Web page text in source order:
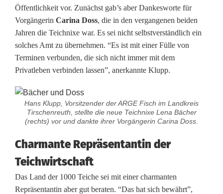
n
i
x
e
:
s
c
h
Öffentlichkeit vor. Zunächst gab’s aber Dankesworte für
Vorgängerin Carina Doss, die in den vergangenen beiden
Jahren die Teichnixe war. Es sei nicht selbstverständlich ein
solches Amt zu übernehmen. “Es ist mit einer Fülle von
Terminen verbunden, die sich nicht immer mit dem
Privatleben verbinden lassen”, anerkannte Klupp.
Hans Klupp, Vorsitzender der ARGE Fisch im Landkreis
Tirschenreuth, stellte die neue Teichnixe Lena Bächer
(rechts) vor und dankte ihrer Vorgängerin Carina Doss.
Charmante Repräsentantin der
Teichwirtschaft
Das Land der 1000 Teiche sei mit einer charmanten
Repräsentantin aber gut beraten. “Das hat sich bewährt”,